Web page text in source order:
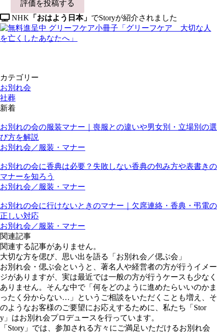
NHK 「おはよう日本」 でStoryが紹介されました
カテゴリー
お別れ会
社葬
新着
お別れの会の服装マナー｜喪服との違いや男女別・立場別の選
び方を解説
お別れ会／服装・マナー
お別れの会に香典は必要？失敗しない香典の包み方や表書きの
マナーを知ろう
お別れ会／服装・マナー
お別れの会に行けないときのマナー｜欠席連絡・香典・弔電の
正しい対応
お別れ会／服装・マナー
関連記事
関連する記事がありません。
大切な方を偲び、思い出を語る「お別れ会／偲ぶ会」
お別れ会・偲ぶ会というと、著名人や経営者の方が行うイメー
ジがありますが、実は最近では一般の方が行うケースも少なく
ありません。そんな中で「何をどのように進めたらいいのかま
ったく分からない…」というご相談をいただくことも増え、そ
のようなお客様のご要望にお応えするために、私たち「Stor
y」はお別れ会プロデュースを行っています。
「Story」では、参加される方々にご満足いただけるお別れ会